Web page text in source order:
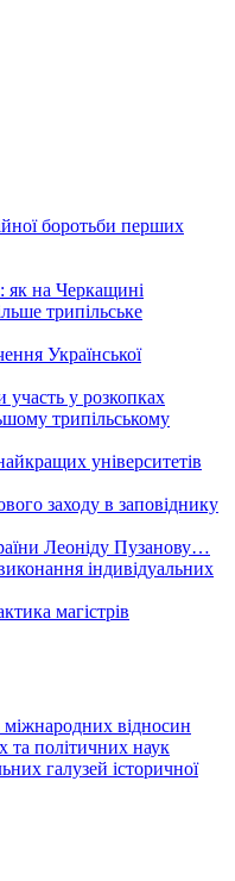
боротьби перших
як на Черкащині
трипільське
Української
у розкопках
трипільському
університетів
заходу в заповіднику
Леоніду Пузанову…
індивідуальних
магістрів
міжнародних відносин
та політичних наук
галузей історичної